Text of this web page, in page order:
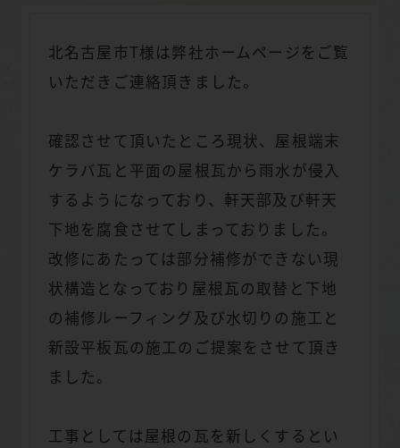
北名古屋市T様は弊社ホームページをご覧
いただきご連絡頂きました。
確認させて頂いたところ現状、屋根端末
ケラバ瓦と平面の屋根瓦から雨水が侵入
するようになっており、軒天部及び軒天
下地を腐食させてしまっておりました。
改修にあたっては部分補修ができない現
状構造となっており屋根瓦の取替と下地
の補修ルーフィング及び水切りの施工と
新設平板瓦の施工のご提案をさせて頂き
ました。
工事としては屋根の瓦を新しくするとい